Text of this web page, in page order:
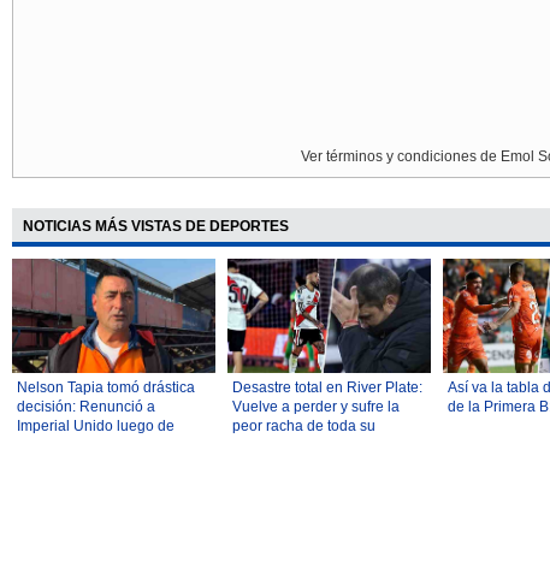
Ver términos y condiciones de Emol
NOTICIAS MÁS VISTAS DE DEPORTES
Nelson Tapia tomó drástica
decisión: Renunció a
Imperial Unido luego de
Desastre total en River Plate:
Vuelve a perder y sufre la
peor racha de toda su
Así va la tabla
de la Primera